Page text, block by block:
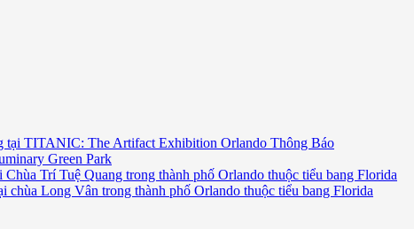
tại TITANIC: The Artifact Exhibition Orlando Thông Báo
Green Park
Trí Tuệ Quang trong thành phố Orlando thuộc tiểu bang Florida
chùa Long Vân trong thành phố Orlando thuộc tiểu bang Florida